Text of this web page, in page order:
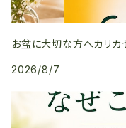
お盆に大切な方へカリカ
2026/8/7